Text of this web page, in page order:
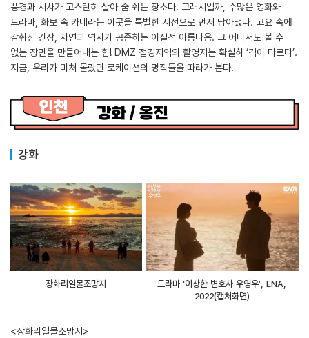
풍경과 서사가 고스란히 살아 숨 쉬는 장소다. 그래서일까, 수많은 영화와
드라마, 화보 속 카메라는 이곳을 특별한 시선으로 먼저 담아냈다. 고요 속에
감춰진 긴장, 자연과 역사가 공존하는 이질적 아름다움. 그 어디서도 볼 수
없는 장면을 만들어내는 힘! DMZ 접경지역의 촬영지는 확실히 ‘격이 다르다’.
지금, 우리가 미처 몰랐던 로케이션의 명작들을 따라가 본다.
강화
장화리일몰조망지
드라마 ‘이상한 변호사 우영우’, ENA,
2022(캡처화면)
<장화리일몰조망지>